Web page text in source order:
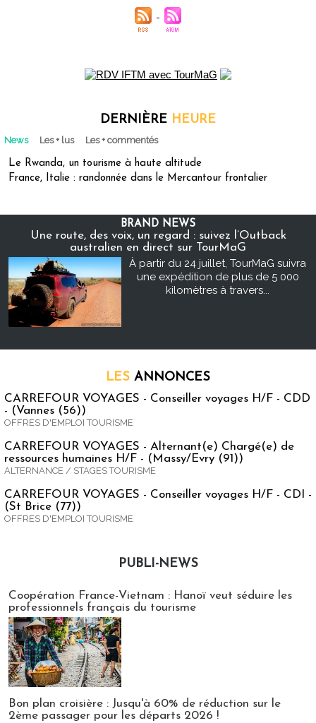
DERNIÈRE HEURE
News Les + lus Les + commentés
Le Rwanda, un tourisme à haute altitude
France, Italie : randonnée dans le Mercantour frontalier
BRAND NEWS
Une route, des voix, un regard : suivez l’Outback
australien en direct sur TourMaG
À partir du 24 juillet, TourMaG suivra
une expédition de plus de 5 000
kilomètres à travers...
LES ANNONCES
CARREFOUR VOYAGES - Conseiller voyages H/F - CDD
- (Vannes (56))
OFFRES D'EMPLOI TOURISME
CARREFOUR VOYAGES - Alternant(e) Chargé(e) de
ressources humaines H/F - (Massy/Evry (91))
ALTERNANCE / STAGES TOURISME
CARREFOUR VOYAGES - Conseiller voyages H/F - CDI -
(St Brice (77))
OFFRES D'EMPLOI TOURISME
PUBLI-NEWS
Coopération France-Vietnam : Hanoï veut séduire les
professionnels français du tourisme
Bon plan croisière : Jusqu'à 60% de réduction sur le
2ème passager pour les départs 2026 !